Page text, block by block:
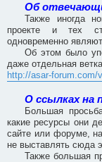
Об
Также иногда
проекте и тех
одновременно
Об этом было
даже отдельная
http://asar-forum.com/
О ссылках на
Большая
какие ресурсы они
сайте или форуме,
не выставлять сюда
Также большая